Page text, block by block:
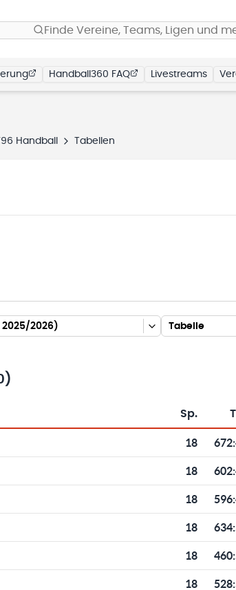
Finde Vereine, Teams, Ligen und
Handball360 FAQ Livestreams
Handball Tabellen
2026) Tabelle
und Punkten
Sp.
18 672:
18 602:
18 596:
18 634:
18 460:
18 528: